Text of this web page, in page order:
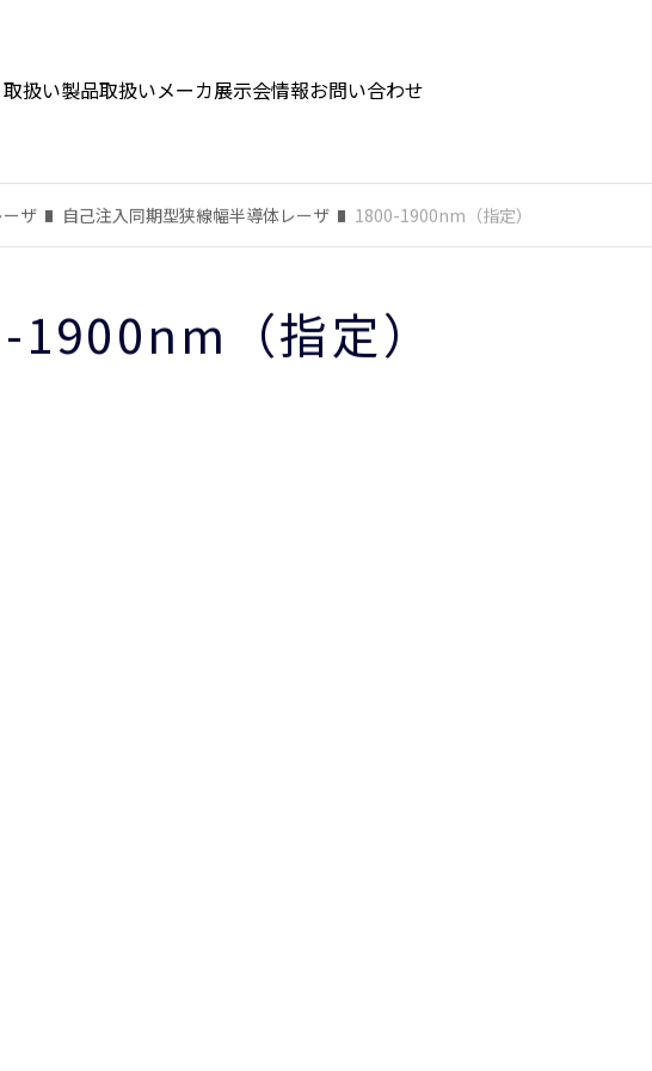
取扱い製品取扱いメーカ展示会情報お問い合わせ
ザ 自己注入同期型狭線幅半導体レーザ 1800-1900nm（指定）
1900nm（指定）